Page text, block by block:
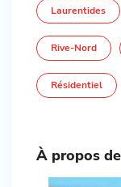
Laurentides
Rive-Nord
Résidentiel
À propos